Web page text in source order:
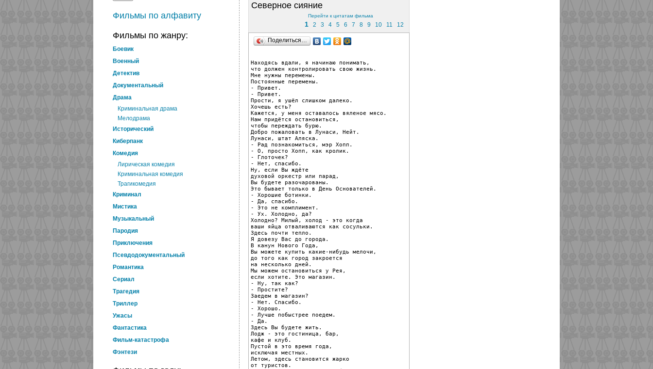
Фильмы по алфавиту
Фильмы по жанру:
Боевик
Военный
Детектив
Документальный
Драма
Криминальная драма
Мелодрама
Исторический
Киберпанк
Комедия
Лирическая комедия
Криминальная комедия
Трагикомедия
Криминал
Мистика
Музыкальный
Пародия
Приключения
Псевдодокументальный
Романтика
Cериал
Трагедия
Триллер
Ужасы
Фантастика
Фильм-катастрофа
Фэнтези
Северное сияние
Перейти к цитатам фильма
1 2 3 4 5 6 7 8 9 10 11 12
Поделиться…
Находясь вдали, я начинаю понимать,
что должен контролировать свою жизнь.
Мне нужны перемены.
Постоянные перемены.
- Привет.
- Привет.
Прости, я ушёл слишком далеко.
Хочешь есть?
Кажется, у меня оставалось вяленое мясо.
Нам придётся остановиться,
чтобы переждать бурю.
Добро пожаловать в Лунаси, Нейт.
Лунаси, штат Аляска.
- Рад познакомиться, мэр Хопп.
- О, просто Хопп, как кролик.
- Глоточек?
- Нет, спасибо.
Ну, если Вы ждёте
духовой оркестр или парад,
Вы будете разочарованы.
Это бывает только в День Основателей.
- Хорошие ботинки.
- Да, спасибо.
- Это не комплимент.
- Ух. Холодно, да?
Холодно? Милый, холод - это когда
ваши яйца отваливаются как сосульки.
Здесь почти тепло.
Я довезу Вас до города.
В канун Нового Года,
Вы можете купить какие-нибудь мелочи,
до того как город закроется
на несколько дней.
Мы можем остановиться у Рея,
если хотите. Это магазин.
- Ну, так как?
- Простите?
Заедем в магазин?
- Нет. Спасибо.
- Хорошо.
- Лучше побыстрее поедем.
- Да.
Здесь Вы будете жить.
Лодж - это гостиница, бар,
кафе и клуб.
Пустой в это время года,
исключая местных.
Летом, здесь становится жарко
от туристов.